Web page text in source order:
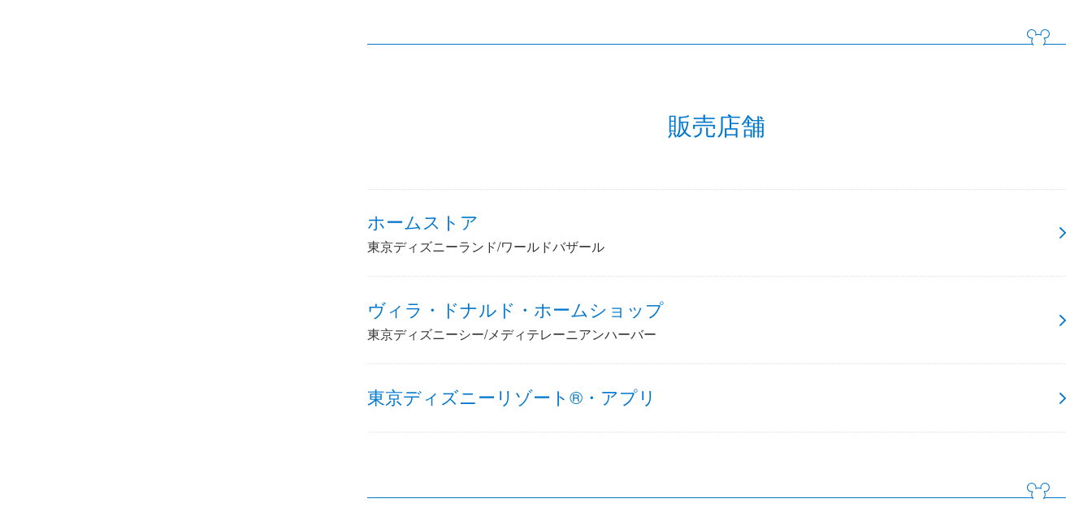
販売店舗
ホームストア
東京ディズニーランド/ワールドバザール
ヴィラ・ドナルド・ホームショップ
東京ディズニーシー/メディテレーニアンハーバー
東京ディズニーリゾート®・アプリ